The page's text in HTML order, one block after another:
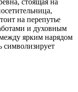
на перепутье
и духовным
ярким нарядом